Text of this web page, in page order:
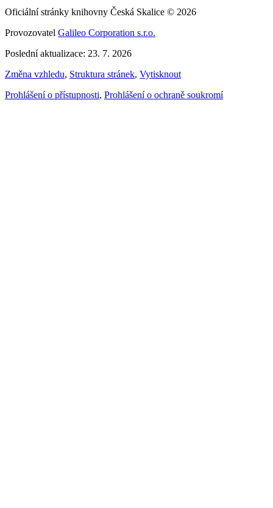
Oficiální stránky knihovny Česká Skalice © 2026
Provozovatel Galileo Corporation s.r.o.
Poslední aktualizace: 23. 7. 2026
Změna vzhledu, Struktura stránek, Vytisknout
Prohlášení o přístupnosti, Prohlášení o ochraně soukromí